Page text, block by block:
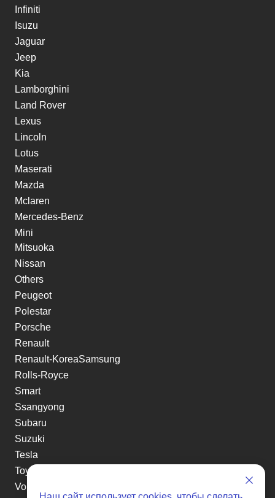
Infiniti
Isuzu
Jaguar
Jeep
Kia
Lamborghini
Land Rover
Lexus
Lincoln
Lotus
Maserati
Mazda
Mclaren
Mercedes-Benz
Mini
Mitsuoka
Nissan
Others
Peugeot
Polestar
Porsche
Renault
Renault-KoreaSamsung
Rolls-Royce
Smart
Ssangyong
Subaru
Suzuki
Tesla
Toyota
Volkswagen